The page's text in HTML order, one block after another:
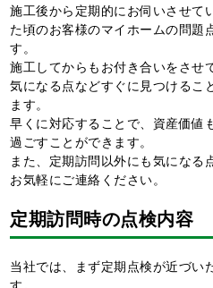
施工後から定期的にお伺いさせて
た頃のお客様のマイホームの問題
す。
施工してからもお付き合いをさせ
気になる点などすぐに見つけるこ
ます。
早くに対応することで、資産価値
過ごすことができます。
また、定期訪問以外にも気になる
お気軽にご連絡ください。
定期訪問時の点検内容
当社では、まず定期点検が近づい
す。